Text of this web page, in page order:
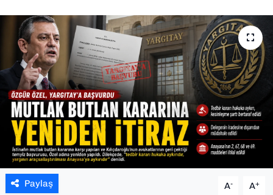
Paylaş A- A+
SAĞLIK
SPOR
TEKNOLOJİ
YAŞAM
YEREL YÖNETİMLER